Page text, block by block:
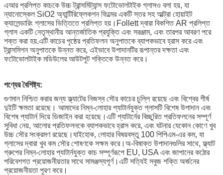
এআর প্রলিপ্ত কাচকে উচ্চ ট্রান্সমিট্যান্স ফটোভোলটাইক গ্লাসও বলা হয়, যা
ন্যানোস্কেল SiO2 অ্যান্টিরিফ্লেকশন ফিল্মের একটি স্তর সহ আল্ট্রা হোয়াইট
ক্যালেন্ডারিং গ্লাসের ভিত্তিতে প্রলিপ্ত হয়।Follett দ্বারা বিকশিত AR প্রলিপ্ত
গ্লাস একটি নেতৃস্থানীয় আন্তর্জাতিক প্রযুক্তি এবং সরঞ্জাম, এবং তারপর আবরণ পরে
শক্ত করা হয়.এটি কাচের পৃষ্ঠের প্রতিফলন অনুপাতকে ব্যাপকভাবে হ্রাস করে এবং
ট্রান্সমিশন অনুপাতকে উন্নত করে, এইভাবে উপাদানটির রূপান্তর দক্ষতা এবং
ফটোভোলটাইক মডিউলের আউটপুট শক্তিকে উন্নত করে।
পণ্যের বৈশিষ্ট্য:
গুণমান নিশ্চিত করার জন্য ফ্ল্যাটের নিজস্ব সৌর কাচের চুল্লি রয়েছে এবং বিশ্বের শীর্ষ
দুইটি ক্ষমতা রয়েছে। আমাদের নিম্ন-লোহার প্যাটার্নযুক্ত গ্লাসটি বিশেষ উপাদান এবং
বিশেষ প্যাটার্ন দিয়ে ডিজাইন করা হয়েছে।এটি প্যাটার্নের বিচ্ছুরিত প্রতিফলনের সম্পূর্ণ
সুবিধা নেয়, আলোর প্রতিফলনকে ব্যাপকভাবে হ্রাস করে, এবং ঘটনার যেকোন কোণে খুব
উচ্চ সৌর সংক্রমণ রয়েছে।যাইহোক, লোহার বিষয়বস্তু 100 পিপিএম-এর কম, যা
গ্লাসের দ্বারা খুব কম সৌর শোষণকে সক্ষম করে।অ-বিষাক্ত উপাদানগুলির সাথে, ফ্ল্যাট
গ্রুপের নিম্ন-লোহার প্যাটার্নযুক্ত কাচ সম্পূর্ণরূপে EU, USA এবং জাপানের কঠোর
পরিবেশগত প্রয়োজনীয়তার সাথে সামঞ্জস্যপূর্ণ।এটি সত্যিই সবুজ শক্তি অর্জনের
প্রয়োজনীয়তা পূরণ করে।